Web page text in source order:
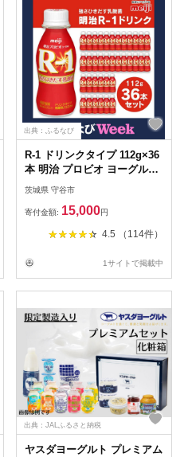
出典：ふるなび
R-1 ドリンクタイプ 112g×36
本 明治 プロビオ ヨーグルト
のむヨーグルト 飲むヨーグル
ト r-1
茨城県 守谷市
寄付金額: 15,000円
4.5 （114件）
1サイトで掲載中
出典：JALふるさと納税
ヤスダヨーグルト プレミアム